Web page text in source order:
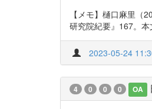
【メモ】樋口麻里（
研究院紀要』167。
2023-05-24
4 0 0 0 OA